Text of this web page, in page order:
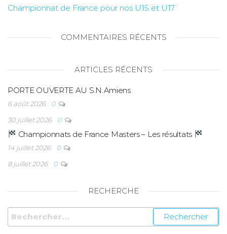
Championnat de France pour nos U15 et U17
COMMENTAIRES RÉCENTS
ARTICLES RÉCENTS
PORTE OUVERTE AU S.N.Amiens
6 août 2026
0
30 juillet 2026
0
Championnats de France Masters – Les résultats
14 juillet 2026
0
8 juillet 2026
0
RECHERCHE